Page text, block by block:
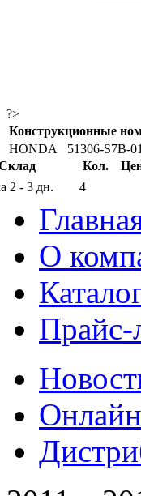
?>
Конструкционные
HONDA
51306-S7B-
Кол.
2 - 3 дн.
4
О
Прайс-